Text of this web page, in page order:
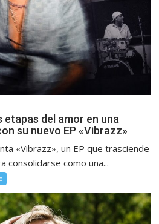
del amor en una
su nuevo EP «Vibrazz»
«Vibrazz», un EP que trasciende
consolidarse como una...